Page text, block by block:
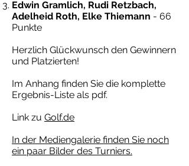
Edwin Gramlich, Rudi Retzbach,
Adelheid Roth, Elke Thiemann - 66
Punkte
Herzlich Glückwunsch den Gewinnern
und Platzierten!
Im Anhang finden Sie die komplette
Ergebnis-Liste als pdf.
Link zu Golf.de
In der Mediengalerie finden Sie noch
ein paar Bilder des Turniers.